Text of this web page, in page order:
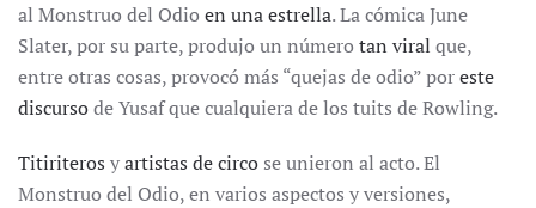
al Monstruo del Odio en una estrella. La cómica June
Slater, por su parte, produjo un número tan viral que,
entre otras cosas, provocó más “quejas de odio” poreste
discursode Yusaf que cualquiera de los tuits de Rowling.
Titiriteros yartistas de circo se unieron al acto. El
Monstruo del Odio, en varios aspectos y versiones,